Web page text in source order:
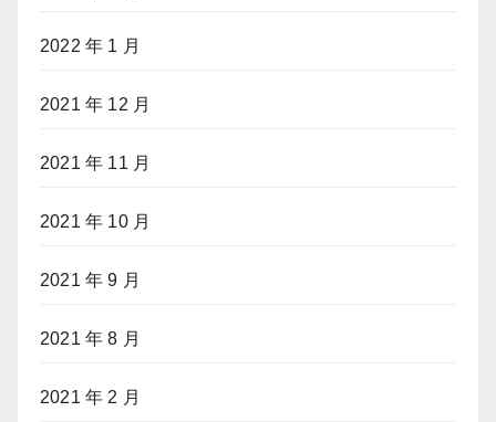
2022 年 1 月
2021 年 12 月
2021 年 11 月
2021 年 10 月
2021 年 9 月
2021 年 8 月
2021 年 2 月